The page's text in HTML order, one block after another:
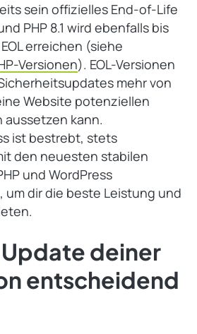
sein offizielles End-of-Life
PHP 8.1 wird ebenfalls bis
erreichen (siehe
Versionen). EOL-Versionen
mehr von
Website potenziellen
kann.
ist bestrebt, stets
den neuesten stabilen
und WordPress
um dir die beste Leistung und
deiner
entscheidend